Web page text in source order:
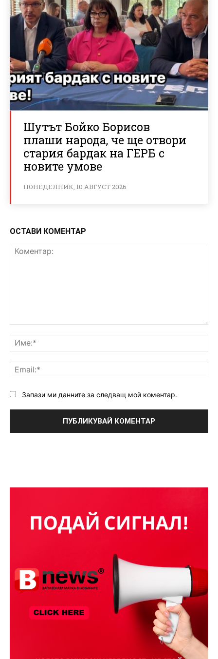
Шутът Бойко Борисов
плаши народа, че ще отвори
стария бардак на ГЕРБ с
новите умове
ПОНЕДЕЛНИК, 10 АВГУСТ 2026
ОСТАВИ КОМЕНТАР
Запази ми данните за следващ мой коментар.